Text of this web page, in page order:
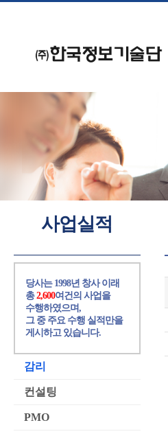
사업실적
당사는 1998년 창사 이래
총2,600여건의 사업을
수행하였으며,
그 중 주요 수행 실적만을
게시하고 있습니다.
감리
컨설팅
PMO